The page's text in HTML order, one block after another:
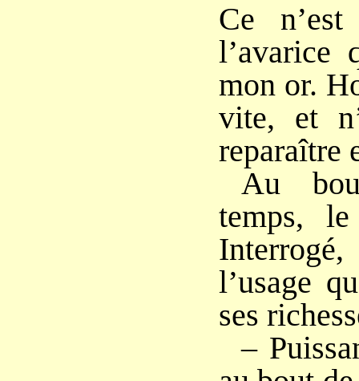
Ce
l’avarice
mon or.
vite, et
reparaître
Au
temps,
l’usage
ses
–